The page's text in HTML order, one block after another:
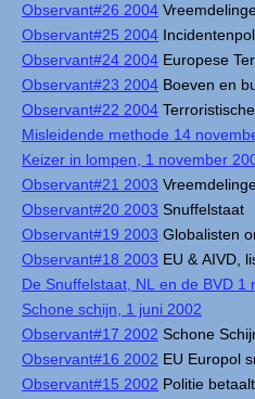
Observant#26 2004
Observant#25 2004
Observant#24 2004 Europese
Observant#23 2004 Boeven en
Observant#22 2004
Misleidende methode 14
Keizer in lompen, 1 november
Observant#21 2003
Observant#20 2003 Snuffelstaat
Observant#19 2003 Globalisten
Observant#18 2003 EU & AIVD,
De Snuffelstaat, NL en de BVD 1
Schone schijn, 1 juni 2002
Observant#17 2002 Schone
Observant#16 2002 EU Europol
Observant#15 2002 Politie